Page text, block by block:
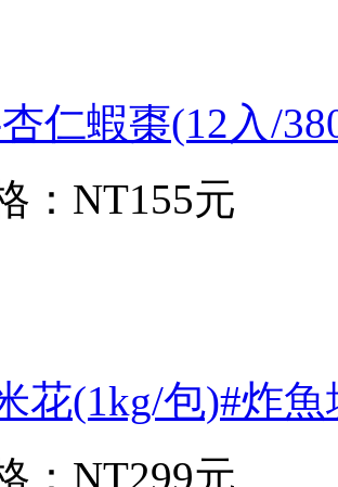
仁蝦棗(12入/
： NT155元
花(1kg/包)#炸魚
： NT299元